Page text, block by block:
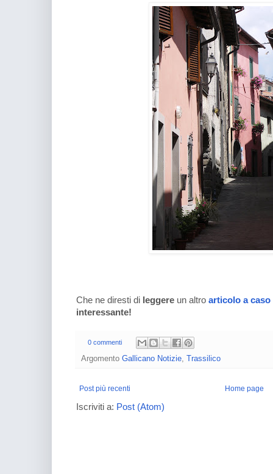
Che ne diresti di leggere un altro articolo a caso
interessante!
0 commenti
Argomento Gallicano Notizie, Trassilico
Post più recenti Home page
Iscriviti a: Post (Atom)